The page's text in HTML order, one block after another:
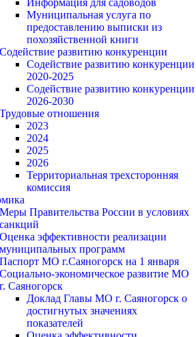
Информация для садоводов
Муниципальная услуга по
предоставлению выписки из
похозяйственной книги
Содействие развитию конкуренции
Содействие развитию конкуренции
2020-2025
Содействие развитию конкуренции
2026-2030
Трудовые отношения
2023
2024
2025
2026
Территориальная трехсторонняя
комиссия
Меры Правительства России в условиях
санкций
Оценка эффективности реализации
муниципальных программ
Паспорт МО г.Саяногорск на 1 января
Социально-экономическое развитие МО
г. Саяногорск
Доклад Главы МО г. Саяногорск о
достигнутых значениях
показателей